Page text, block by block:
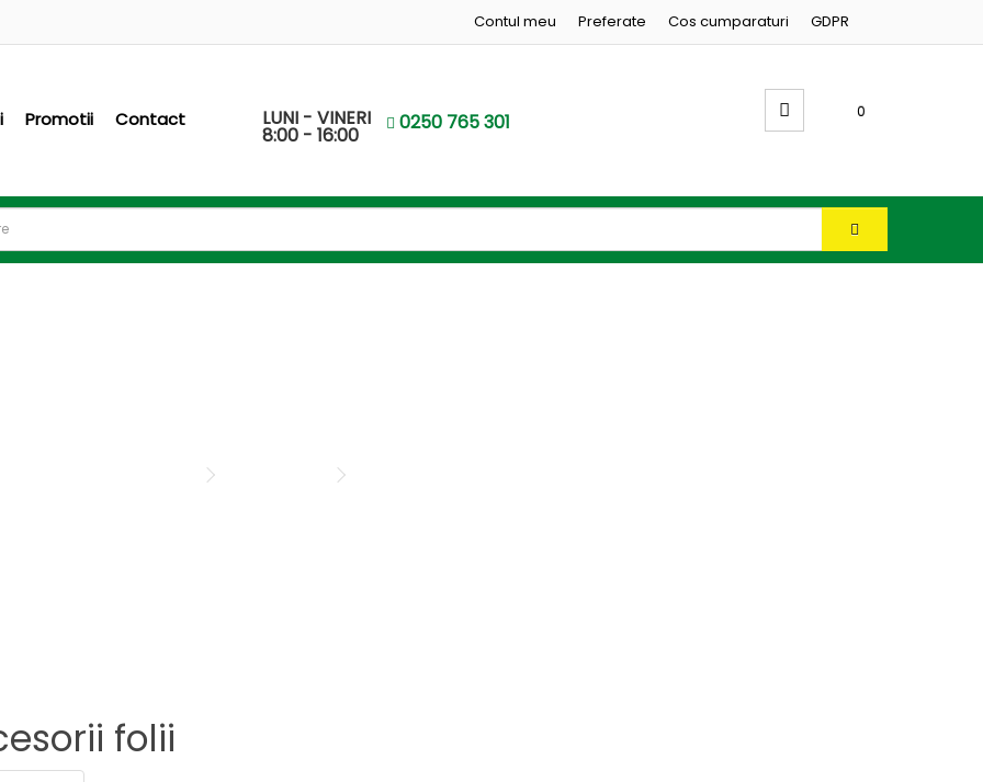
Contul meu Preferate Cos cumparaturi GDPR
Promotii Contact LUNI - VINERI
8:00 - 16:00
0250 765 301 0
folii